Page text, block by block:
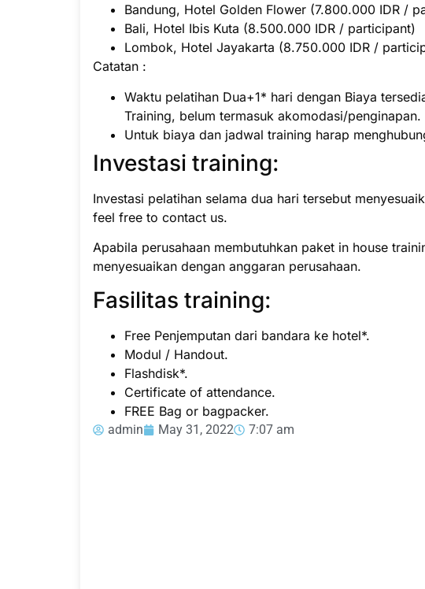
Bandung, Hotel Golden Flower (7.800.000 IDR /
Bali, Hotel Ibis Kuta (8.500.000 IDR / participant)
Lombok, Hotel Jayakarta (8.750.000 IDR /
Catatan :
Waktu pelatihan Dua+1* hari dengan Biaya
Training, belum termasuk akomodasi/penginapan.
Untuk biaya dan jadwal training harap
Investasi training:
Investasi pelatihan selama dua hari tersebut
feel free to contact us.
Apabila perusahaan membutuhkan paket in house
menyesuaikan dengan anggaran perusahaan.
Fasilitas training:
Free Penjemputan dari bandara ke hotel*.
Modul / Handout.
Flashdisk*.
Certificate of attendance.
FREE Bag or bagpacker.
admin May 31, 2022 7:07 am